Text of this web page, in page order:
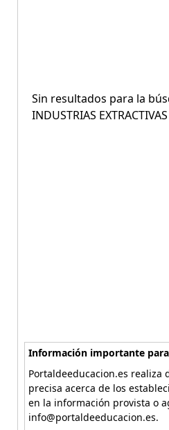
Sin resultados para la
INDUSTRIAS
Información importante
Portaldeeducacion.es
precisa acerca de los
en la información provista o
info@portaldeeducacion.es.